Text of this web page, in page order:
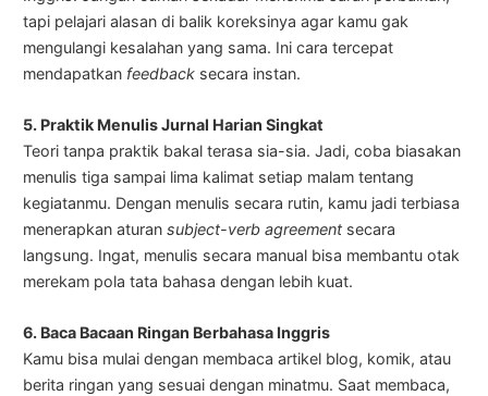
tapi pelajari alasan di balik koreksinya agar kamu gak
mengulangi kesalahan yang sama. Ini cara tercepat
mendapatkan feedback secara instan.
5. Praktik Menulis Jurnal Harian Singkat
Teori tanpa praktik bakal terasa sia-sia. Jadi, coba biasakan
menulis tiga sampai lima kalimat setiap malam tentang
kegiatanmu. Dengan menulis secara rutin, kamu jadi terbiasa
menerapkan aturansubject-verb agreement secara
langsung. Ingat, menulis secara manual bisa membantu otak
merekam pola tata bahasa dengan lebih kuat.
6. Baca Bacaan Ringan Berbahasa Inggris
Kamu bisa mulai dengan membaca artikel blog, komik, atau
berita ringan yang sesuai dengan minatmu. Saat membaca,